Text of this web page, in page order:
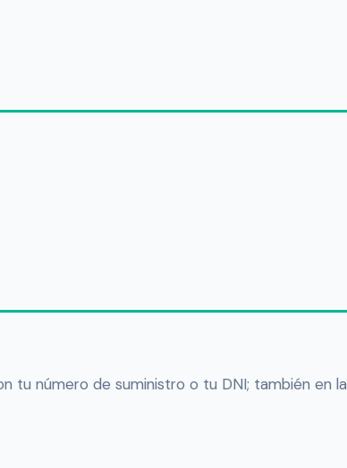
tu número de suministro o tu DNI; también en la